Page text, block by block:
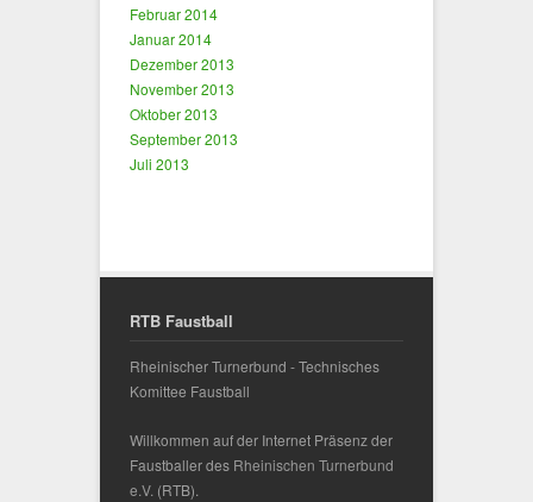
Februar 2014
Januar 2014
Dezember 2013
November 2013
Oktober 2013
September 2013
Juli 2013
RTB Faustball
Rheinischer Turnerbund - Technisches
Komittee Faustball
Willkommen auf der Internet Präsenz der
Faustballer des Rheinischen Turnerbund
e.V. (RTB).